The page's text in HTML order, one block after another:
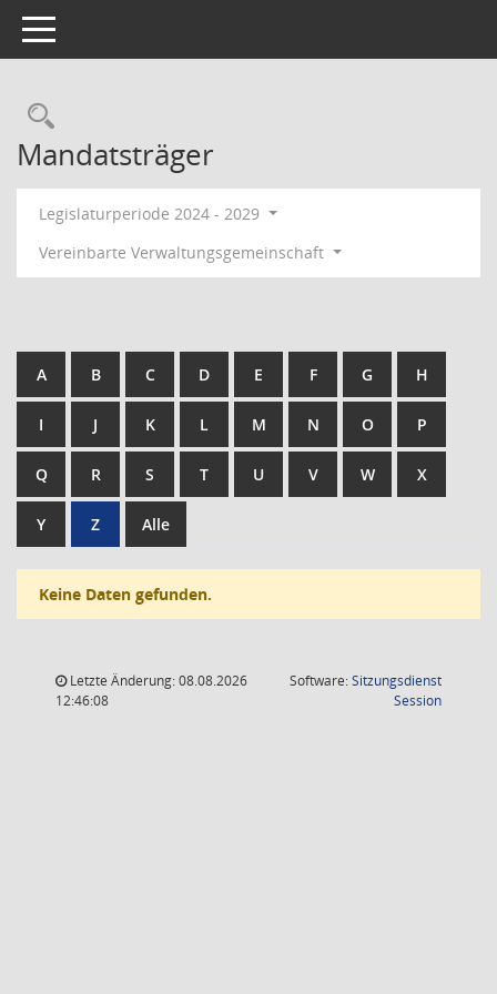
Toggle navigation
Rechercheauswahl
Mandatsträger
Legislaturperiode 2024 - 2029
Vereinbarte Verwaltungsgemeinschaft
A B C D E F G H
I J K L M N O P
Q R S T U V W X
Y Z Alle
Keine Daten gefunden.
Letzte Änderung: 08.08.2026
12:46:08
Software:Sitzungsdienst
Session(Wird in